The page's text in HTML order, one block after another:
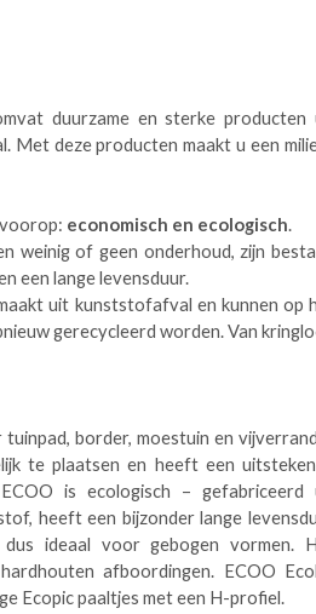
duurzame en sterke producten
Met deze producten maakt u een
economisch en ecologisch.
weinig of geen onderhoud, zijn
een lange levensduur.
uit kunststofafval en kunnen op
gerecycleerd worden. Van
border, moestuin en
te plaatsen en heeft een
is ecologisch – gefabriceerd
heeft een bijzonder lange
ideaal voor gebogen vormen.
afboordingen. ECOO
Ecopic paaltjes met een H-profiel.